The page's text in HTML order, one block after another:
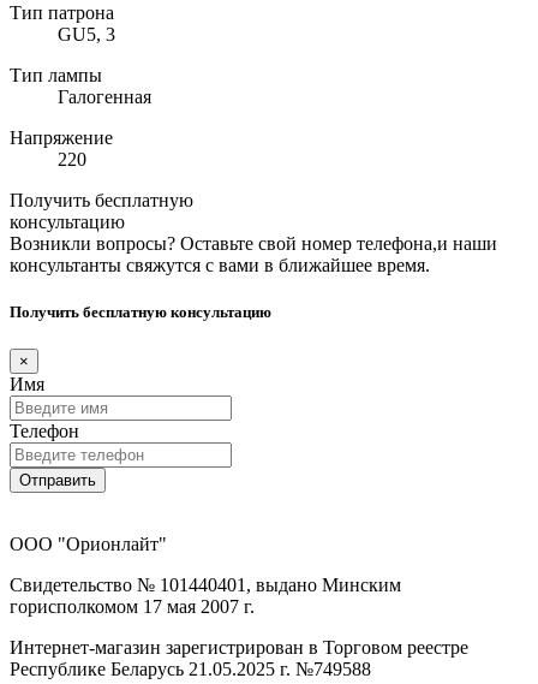
Тип патрона
GU5, 3
Тип лампы
Галогенная
Напряжение
220
Получить бесплатную
консультацию
Возникли вопросы? Оставьте свой номер телефона,и наши
консультанты свяжутся с вами в ближайшее время.
Получить бесплатную консультацию
×
Имя
Телефон
Отправить
ООО "Орионлайт"
Свидетельство № 101440401, выдано Минским
горисполкомом 17 мая 2007 г.
Интернет-магазин зарегистрирован в Торговом реестре
Республике Беларусь 21.05.2025 г. №749588